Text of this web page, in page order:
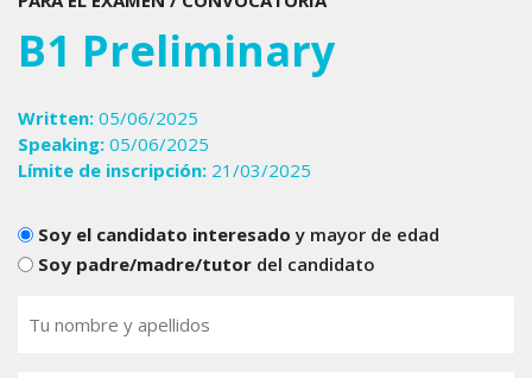
B1 Preliminary
Written: 05/06/2025
Speaking: 05/06/2025
Límite de inscripción: 21/03/2025
Candidats
Soy el candidato interesado y mayor de edad
Soy padre/madre/tutor del candidato
nombre(Obligatorio)